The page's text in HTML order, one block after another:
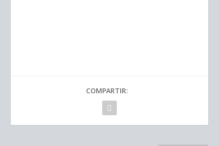
COMPARTIR: